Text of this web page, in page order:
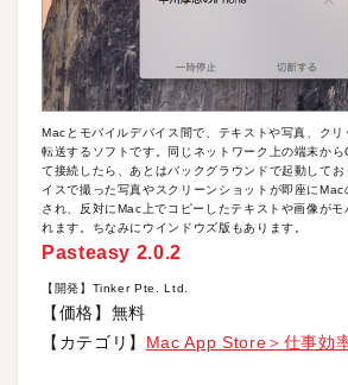
Macとモバイルデバイス間で、テキストや写真、クリ
転送するソフトです。同じネットワーク上の端末か
て接続したら、あとはバックグラウンドで起動して
イスで撮った写真やスクリーンショットが即座にMac
され、反対にMac上でコピーしたテキストや画像がモ
れます。ちなみにウインドウズ版もあります。
Pasteasy 2.0.2
【開発】Tinker Pte. Ltd.
【価格】無料
【カテゴリ】 Mac App Store＞仕事効